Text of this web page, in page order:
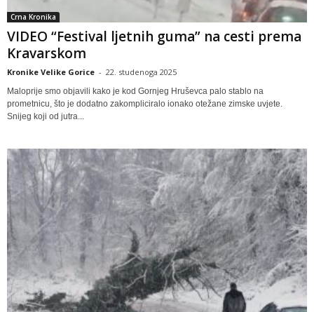
Crna Kronika
VIDEO “Festival ljetnih guma” na cesti prema
Kravarskom
Kronike Velike Gorice - 22. studenoga 2025
Maloprije smo objavili kako je kod Gornjeg Hruševca palo stablo na
prometnicu, što je dodatno zakompliciralo ionako otežane zimske uvjete.
Snijeg koji od jutra...